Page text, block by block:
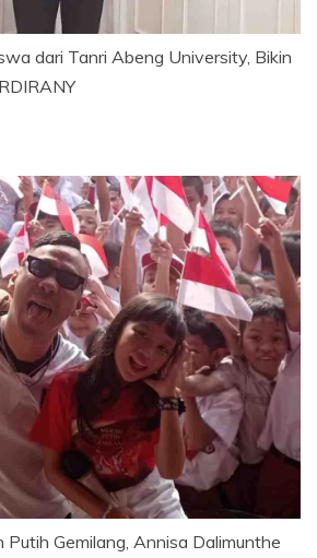
dari Tanri Abeng University, Bikin
Putih Gemilang, Annisa Dalimunthe